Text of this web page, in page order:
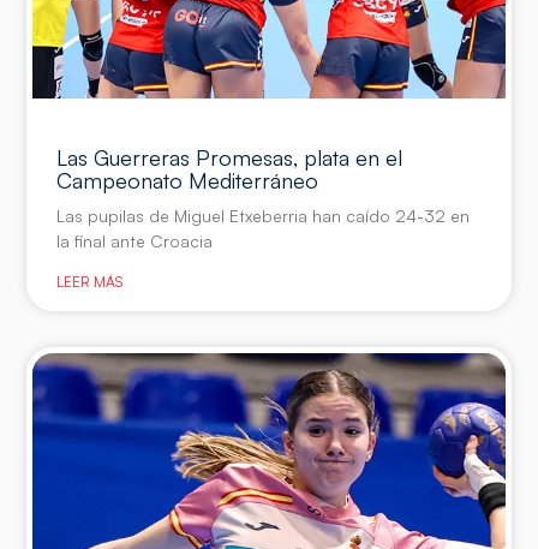
Las Guerreras Promesas, plata en el
Campeonato Mediterráneo
Las pupilas de Miguel Etxeberria han caído 24-32 en
la final ante Croacia
LEER MÁS